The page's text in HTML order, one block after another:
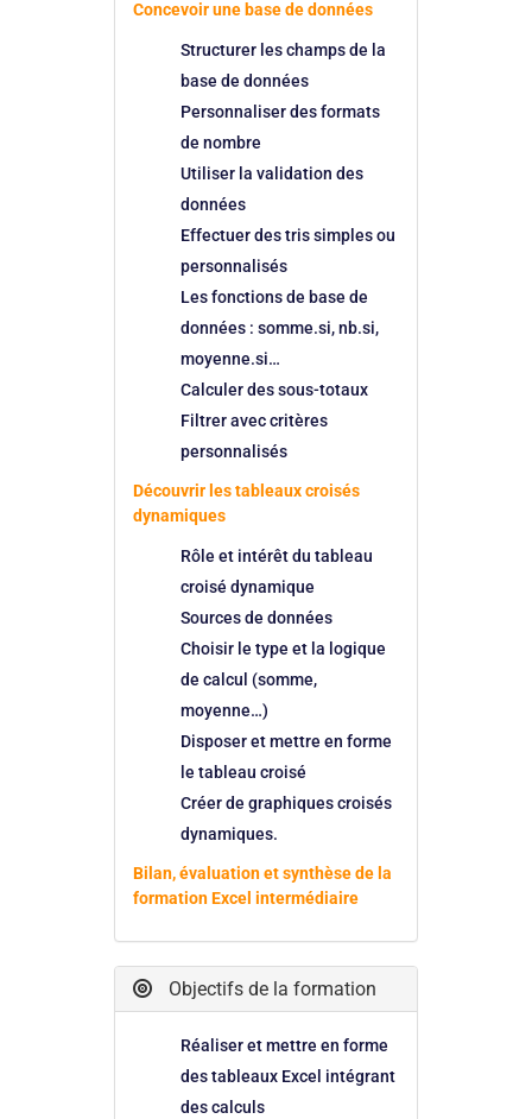
Concevoir une base de données
Structurer les champs de la
base de données
Personnaliser des formats
de nombre
Utiliser la validation des
données
Effectuer des tris simples ou
personnalisés
Les fonctions de base de
données : somme.si, nb.si,
moyenne.si…
Calculer des sous-totaux
Filtrer avec critères
personnalisés
Découvrir les tableaux croisés
dynamiques
Rôle et intérêt du tableau
croisé dynamique
Sources de données
Choisir le type et la logique
de calcul (somme,
moyenne…)
Disposer et mettre en forme
le tableau croisé
Créer de graphiques croisés
dynamiques.
Bilan, évaluation et synthèse de la
formation Excel intermédiaire
Objectifs de la formation
Réaliser et mettre en forme
des tableaux Excel intégrant
des calculs